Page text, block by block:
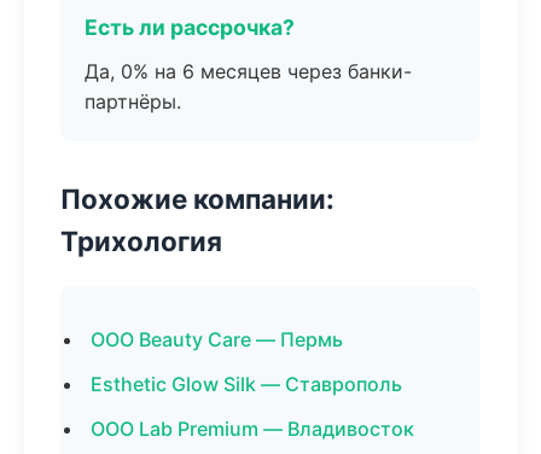
Есть ли рассрочка?
Да, 0% на 6 месяцев через банки-
партнёры.
Похожие компании:
Трихология
ООО Beauty Care — Пермь
Esthetic Glow Silk — Ставрополь
ООО Lab Premium — Владивосток